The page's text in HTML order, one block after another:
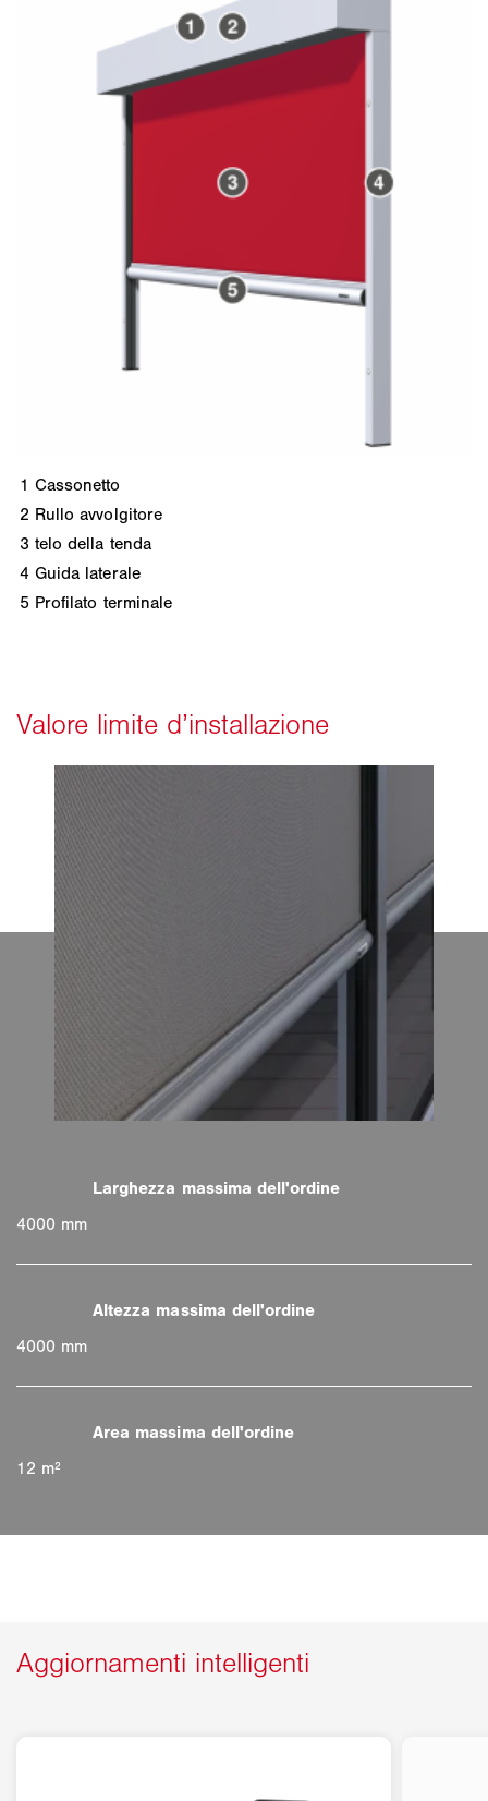
1 Cassonetto
2 Rullo avvolgitore
3 telo della tenda
4 Guida laterale
5 Profilato terminale
4000 mm
4000 mm
12 m²